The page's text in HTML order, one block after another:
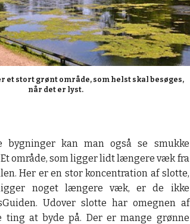
et stort grønt område, som helst skal besøges,
når det er lyst.
bygninger kan man også se smukke
område, som ligger lidt længere væk fra
Her er en stor koncentration af slotte,
noget længere væk, er de ikke
Udover slotte har omegnen af
ting at byde på. Der er mange grønne